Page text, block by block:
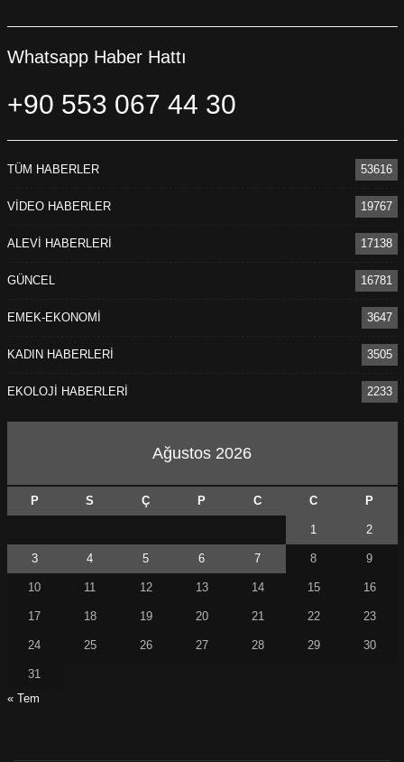
Whatsapp Haber Hattı
+90 553 067 44 30
TÜM HABERLER 53616
VİDEO HABERLER 19767
ALEVİ HABERLERİ 17138
GÜNCEL 16781
EMEK-EKONOMİ 3647
KADIN HABERLERİ 3505
EKOLOJİ HABERLERİ 2233
Ağustos 2026
P S Ç P C C P
1 2
3 4 5 6 7 8 9
10 11 12 13 14 15 16
17 18 19 20 21 22 23
24 25 26 27 28 29 30
31
« Tem